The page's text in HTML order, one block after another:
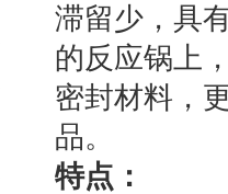
滞留少，具
的反应锅上
密封材料，
品。
特点：